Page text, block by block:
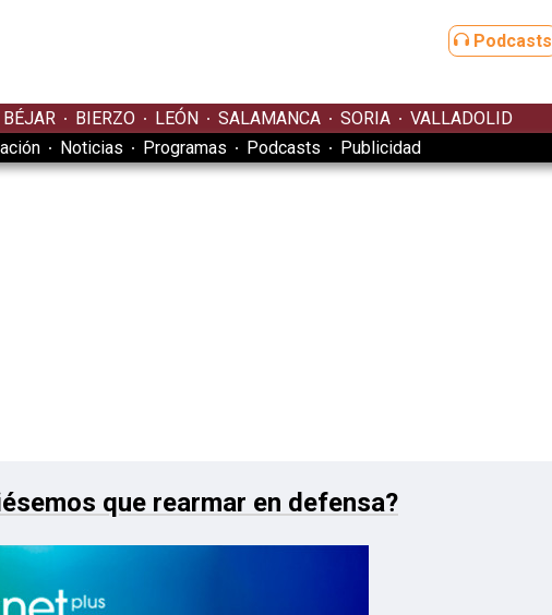
Podcasts
BÉJAR BIERZO LEÓN SALAMANCA SORIA
VALLADOLID
Noticias Programas Podcasts Publicidad
que rearmar en defensa?